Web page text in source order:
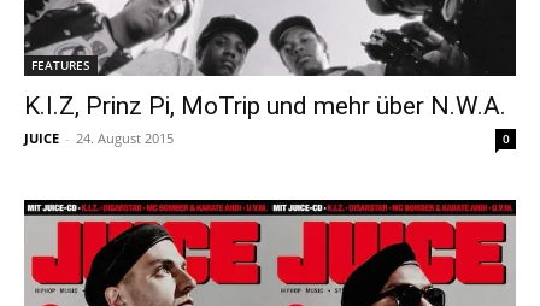
FEATURES
K.I.Z, Prinz Pi, MoTrip und mehr über N.W.A.
JUICE - 24. August 2015 0